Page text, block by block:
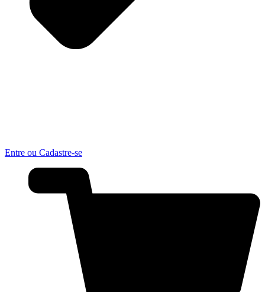
Entre ou Cadastre-se